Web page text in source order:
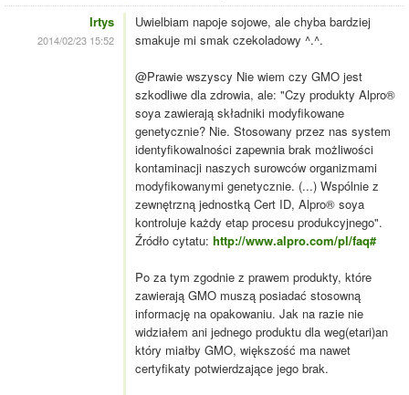
Irtys
2014/02/23 15:52
Uwielbiam napoje sojowe, ale chyba bardziej
smakuje mi smak czekoladowy ^.^.
@Prawie wszyscy Nie wiem czy GMO jest
szkodliwe dla zdrowia, ale: "Czy produkty Alpro®
soya zawierają składniki modyfikowane
genetycznie? Nie. Stosowany przez nas system
identyfikowalności zapewnia brak możliwości
kontaminacji naszych surowców organizmami
modyfikowanymi genetycznie. (...) Wspólnie z
zewnętrzną jednostką Cert ID, Alpro® soya
kontroluje każdy etap procesu produkcyjnego".
Źródło cytatu: http://www.alpro.com/pl/faq#
Po za tym zgodnie z prawem produkty, które
zawierają GMO muszą posiadać stosowną
informację na opakowaniu. Jak na razie nie
widziałem ani jednego produktu dla weg(etari)an
który miałby GMO, większość ma nawet
certyfikaty potwierdzające jego brak.